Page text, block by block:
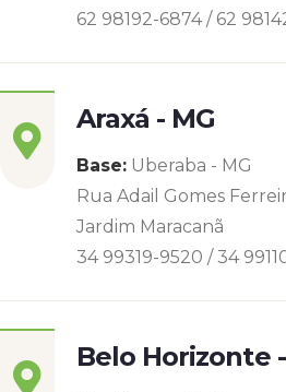
62 98192-6874 / 62
Araxá - MG
Base: Uberaba - MG
Rua Adail Gomes
Jardim Maracanã
34 99319-9520 / 34
Belo Horizonte